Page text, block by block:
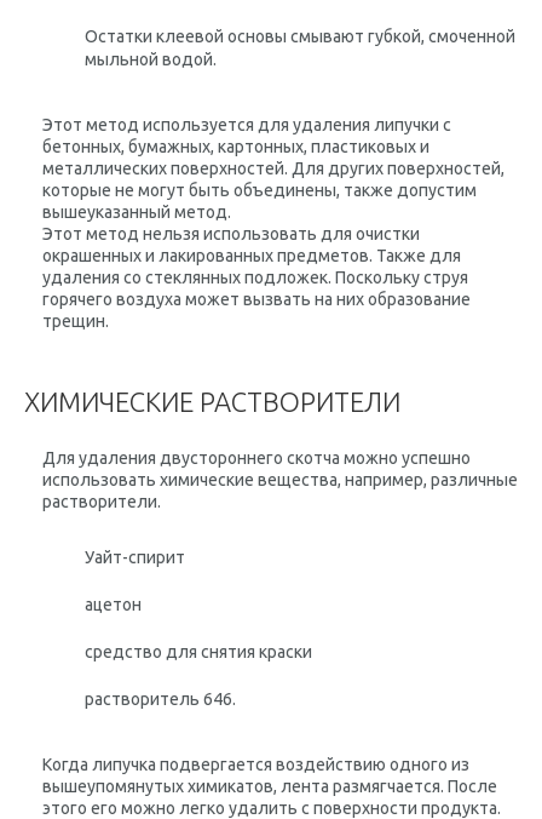
Остатки клеевой основы смывают губкой, смоченной
мыльной водой.
Этот метод используется для удаления липучки с
бетонных, бумажных, картонных, пластиковых и
металлических поверхностей. Для других поверхностей,
которые не могут быть объединены, также допустим
вышеуказанный метод.
Этот метод нельзя использовать для очистки
окрашенных и лакированных предметов. Также для
удаления со стеклянных подложек. Поскольку струя
горячего воздуха может вызвать на них образование
трещин.
ХИМИЧЕСКИЕ РАСТВОРИТЕЛИ
Для удаления двустороннего скотча можно успешно
использовать химические вещества, например, различные
растворители.
Уайт-спирит
ацетон
средство для снятия краски
растворитель 646.
Когда липучка подвергается воздействию одного из
вышеупомянутых химикатов, лента размягчается. После
этого его можно легко удалить с поверхности продукта.